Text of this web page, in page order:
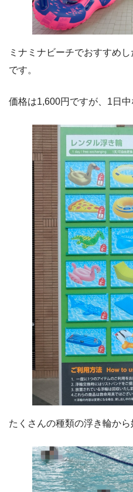
ミナミナビーチでおすすめ
です。
価格は1,600円ですが、1日
たくさんの種類の浮き輪から